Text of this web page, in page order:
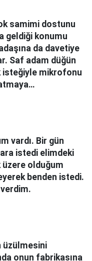
samimi dostunu
geldiği konumu
da davetiye
Saf adam düğün
isteğiyle mikrofonu
vardı. Bir gün
istedi elimdeki
üzere olduğum
benden istedi.
üzülmesini
onun fabrikasına